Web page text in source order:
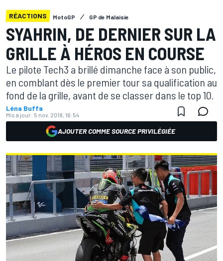
RÉACTIONS MotoGP GP de Malaisie
SYAHRIN, DE DERNIER SUR LA
GRILLE À HÉROS EN COURSE
Le pilote Tech3 a brillé dimanche face à son public,
en comblant dès le premier tour sa qualification au
fond de la grille, avant de se classer dans le top 10.
Léna Buffa
Mis à jour: 5 nov. 2018, 16:54
AJOUTER COMME SOURCE PRIVILÉGIÉE